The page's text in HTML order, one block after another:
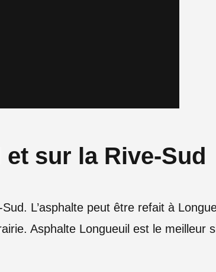
sur la Rive-Sud
L’asphalte peut être refait à
Asphalte Longueuil est le meilleur